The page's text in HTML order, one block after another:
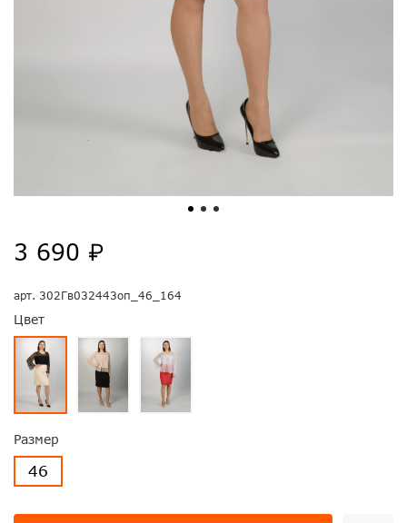
арт. 302Гв032443оп_46_164
Цвет
Размер
46
3 690 ₽